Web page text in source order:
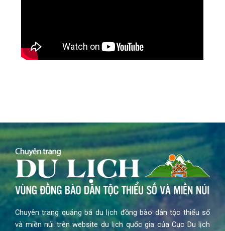
Chuyên trang quảng bá du lịch đồng bào dân tộc thiểu số
và miền núi trên website du lịch quốc gia của Cục Du lịch